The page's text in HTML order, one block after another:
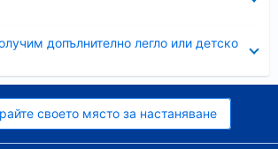
допълнително легло или детско
своето място за настаняване